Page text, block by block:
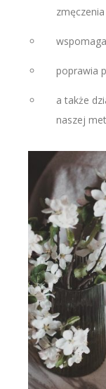
zmęczenia
poprawia
a także
naszej